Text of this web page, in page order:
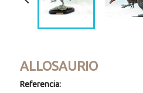
ALLOSAURIO
Referencia: